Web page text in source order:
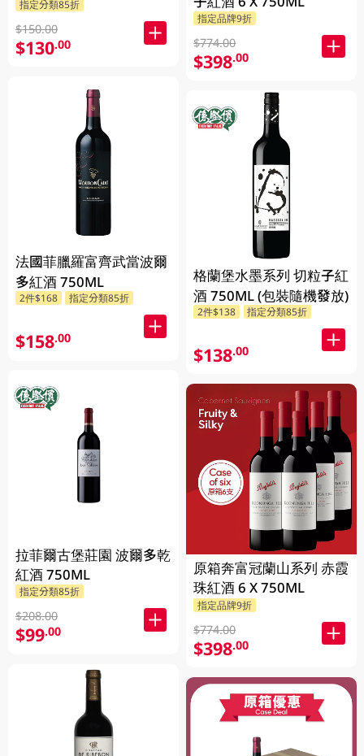
指定分類85折
$150.00
$130.00
法國菲臘羅富齊武當波爾
多紅酒 750ML
2件$168 指定分類85折
$158.00
拉菲爾古堡莊園 波爾多乾
紅酒 750ML
指定分類85折
$208.00
$99.00
指定品牌9折
$774.00
$398.00
格蘭堡水墨系列 切粒子紅
酒 750ML (包裝隨機發放)
2件$138 指定分類85折
$138.00
原箱奔富冠蘭山系列 赤霞
珠紅酒 6 X 750ML
指定品牌9折
$774.00
$398.00